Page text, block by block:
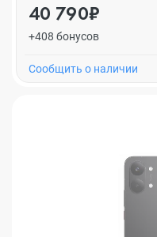
40 790₽
+408 бонусов
Cообщить о наличии